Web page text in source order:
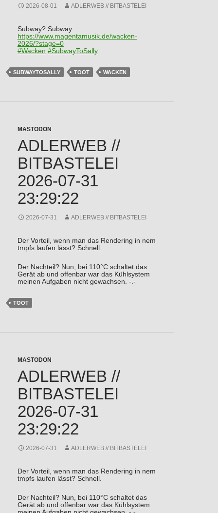
2026-08-01 ADLERWEB // BITBASTELEI
Subway? Subway.
https://www. magentamusik.de/wacken-
2026/?stage=0
#Wacken #SubwayToSally
SUBWAYTOSALLY TOOT WACKEN
MASTODON
ADLERWEB //
BITBASTELEI
2026-07-31
23:29:22
2026-07-31 ADLERWEB // BITBASTELEI
Der Vorteil, wenn man das Rendering in nem
tmpfs laufen lässt? Schnell.
Der Nachteil? Nun, bei 110°C schaltet das
Gerät ab und offenbar war das Kühlsystem
meinen Aufgaben nicht gewachsen. -.-
TOOT
MASTODON
ADLERWEB //
BITBASTELEI
2026-07-31
23:29:22
2026-07-31 ADLERWEB // BITBASTELEI
Der Vorteil, wenn man das Rendering in nem
tmpfs laufen lässt? Schnell.
Der Nachteil? Nun, bei 110°C schaltet das
Gerät ab und offenbar war das Kühlsystem